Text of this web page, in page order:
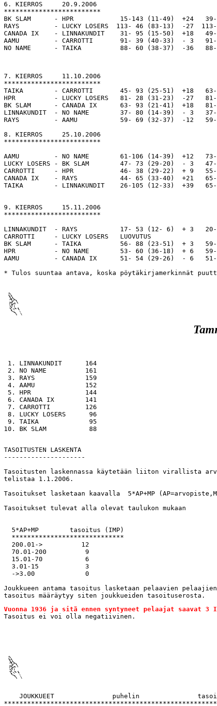
6. KIERROS     20.9.2006
*************************
BK SLAM      - HPR            15-143 (11-49)  +24
RAYS         - LUCKY LOSERS  113- 46 (83-13)  -27
CANADA IX    - LINNAKUNDIT    31- 95 (15-50)  +18
AAMU         - CARROTTI       91- 39 (40-33)  - 3
NO NAME      - TAIKA          88- 60 (38-37)  -36
7. KIERROS     11.10.2006
*************************
TAIKA        - CARROTTI       45- 93 (25-51)  +18
HPR          - LUCKY LOSERS   81- 28 (31-23)  -27
BK SLAM      - CANADA IX      63- 93 (21-41)  +18
LINNAKUNDIT  - NO NAME        37- 80 (14-39)  - 3
RAYS         - AAMU           59- 69 (32-37)  -12
8. KIERROS     25.10.2006
*************************
AAMU         - NO NAME        61-106 (14-39)  +12
LUCKY LOSERS - BK SLAM        47- 73 (29-20)  - 3
CARROTTI     - HPR            46- 38 (29-22)  + 9
CANADA IX    - RAYS           44- 65 (33-40)  +21
TAIKA        - LINNAKUNDIT    26-105 (12-33)  +39
9. KIERROS     15.11.2006
*************************
LINNAKUNDIT  - RAYS           17- 53 (12- 6)  + 3
CARROTTI     - LUCKY LOSERS
BK SLAM      - TAIKA          56- 88 (23-51)  + 3
HPR          - NO NAME        53- 60 (36-18)  + 6
AAMU         - CANADA IX      51- 54 (29-26)  - 6
* Tulos suuntaa antava, koska pöytäkirjamerkinnät
1. LINNAKUNDIT      164
2. NO NAME          161
3. RAYS             159
4. AAMU             152
5. HPR              144
6. CANADA IX        141
7. CARROTTI         126
8. LUCKY LOSERS      96
9. TAIKA             95
10. BK SLAM           88
TASOITUSTEN LASKENTA
---------------------
Tasoitusten laskennassa käytetään liiton virallista
telistaa 1.1.2006.
Tasoitukset lasketaan kaavalla  5*AP+MP
Tasoitukset tulevat alla olevat taulukon mukaan
  5*AP+MP        tasoitus (IMP)
  *****************************
  200.01->          12
  70.01-200          9
  15.01-70           6
  3.01-15            3
  ->3.00             0
Joukkueen antama tasoitus lasketaan pelaavien
Vuonna 1936 ja sitä ennen syntyneet pelaajat saavat 3
Tasoitus ei voi olla negatiivinen.
JOUKKUEET               puhelin